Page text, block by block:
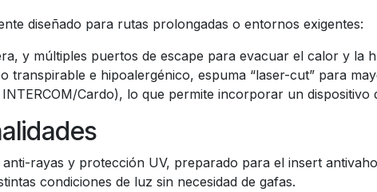
diseñado para rutas prolongadas o entornos exigentes:
y múltiples puertos de escape para evacuar el calor y la
transpirable e hipoalergénico, espuma “laser-cut” para
Cardo), lo que permite incorporar un dispositivo
rayas y protección UV, preparado para el insert antivaho
condiciones de luz sin necesidad de gafas.